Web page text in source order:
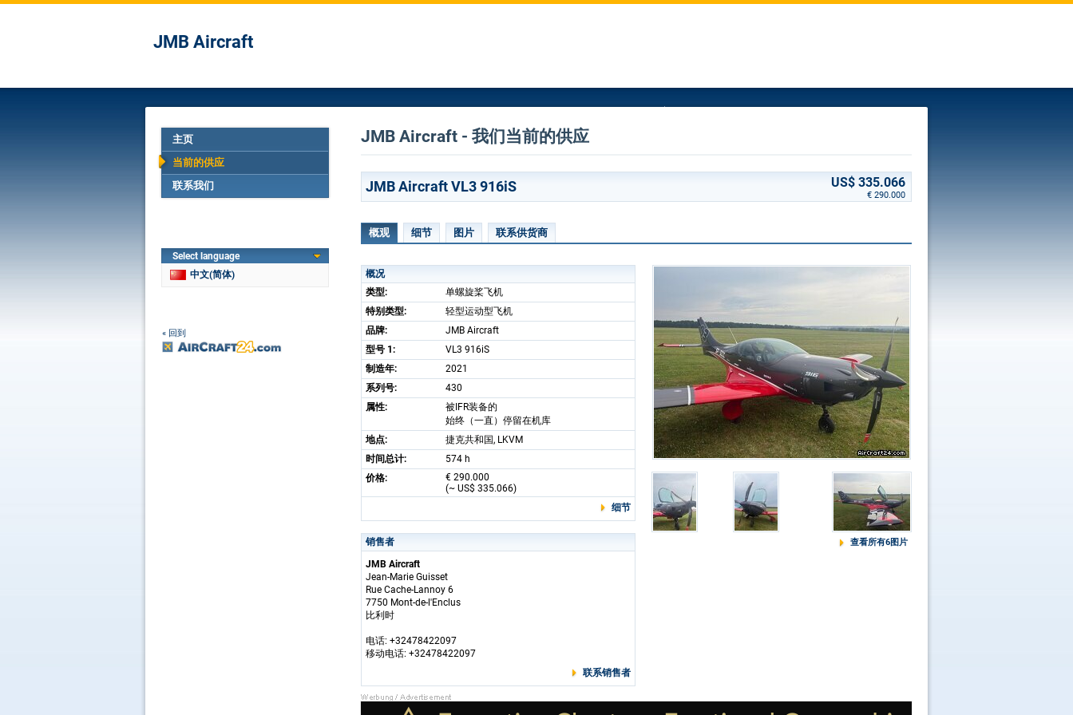
JMB Aircraft
主页
当前的供应
联系我们
Select language
中文(简体)
« 回到
JMB Aircraft - 我们当前的供应
JMB Aircraft VL3 916iS US$ 335.066
€ 290.000
概观 细节 图片 联系供货商
概况
类型:
单螺旋桨飞机
特别类型:
轻型运动型飞机
品牌:
JMB Aircraft
型号 1:
VL3 916iS
制造年:
2021
系列号:
430
属性:
被IFR装备的
始终（一直）停留在机库
地点:
捷克共和国, LKVM
时间总计:
574 h
价格:
€ 290.000
(~ US$ 335.066)
细节
销售者
JMB Aircraft
Jean-Marie Guisset
Rue Cache-Lannoy 6
7750 Mont-de-l'Enclus
比利时
电话: +32478422097
移动电话: +32478422097
联系销售者
查看所有6图片